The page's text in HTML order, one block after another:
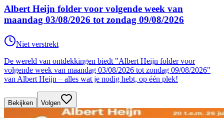
Albert Heijn folder voor volgende week van
maandag 03/08/2026 tot zondag 09/08/2026
Niet verstrekt
De wereld van ontdekkingen biedt "Albert Heijn folder voor
volgende week van maandag 03/08/2026 tot zondag 09/08/2026"
van Albert Heijn – alles wat je nodig hebt, op één plek!
Bekijken Volgen